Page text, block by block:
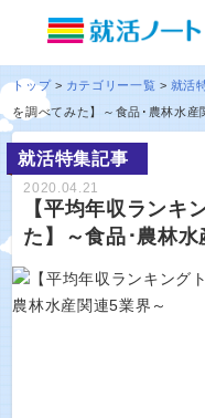
トップ カテゴリー一覧 就活
を調べてみた】～食品･農林水産
就活特集記事
2020.04.21
【平均年収ランキ
た】～食品･農林水